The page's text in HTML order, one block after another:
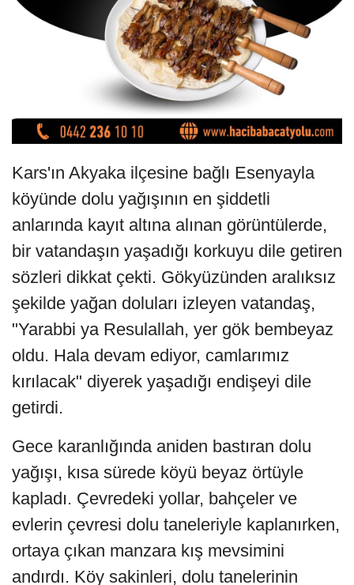
Kars'ın Akyaka ilçesine bağlı Esenyayla
köyünde dolu yağışının en şiddetli
anlarında kayıt altına alınan görüntülerde,
bir vatandaşın yaşadığı korkuyu dile getiren
sözleri dikkat çekti. Gökyüzünden aralıksız
şekilde yağan doluları izleyen vatandaş,
"Yarabbi ya Resulallah, yer gök bembeyaz
oldu. Hala devam ediyor, camlarımız
kırılacak" diyerek yaşadığı endişeyi dile
getirdi.
Gece karanlığında aniden bastıran dolu
yağışı, kısa sürede köyü beyaz örtüyle
kapladı. Çevredeki yollar, bahçeler ve
evlerin çevresi dolu taneleriyle kaplanırken,
ortaya çıkan manzara kış mevsimini
andırdı. Köy sakinleri, dolu tanelerinin